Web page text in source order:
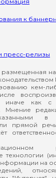
к
пресс-релизы
на
кем-
иначе как с
Мнение
в
прямой
технологии
на